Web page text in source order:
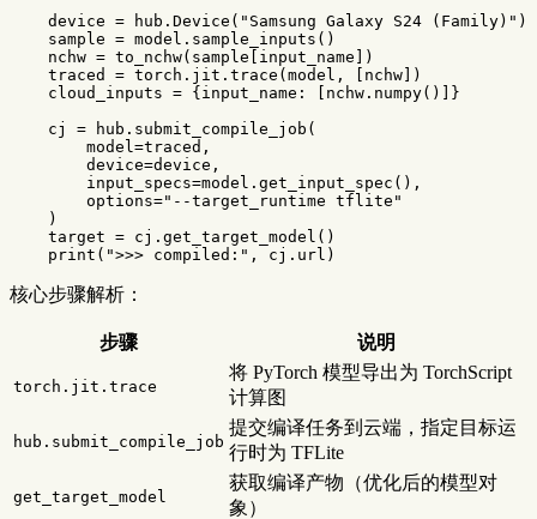
device = hub . Device ( "Samsung Galaxy S24 (Family)" )
sample = model . sample_inputs ()
nchw = to_nchw( sample [ input_name ])
traced
= torch . jit . trace (model , [ nchw])
cloud_inputs = {input_name : [ nchw . numpy()]}
cj
= hub . submit_compile_job (
model =traced ,
device=device ,
input_specs=model . get_input_spec (),
options="--target_runtime tflite"
)
target = cj . get_target_model ()
print ( ">>> compiled:" , cj . url )
核心步骤解析：
步骤 说明
torch.jit.trace
将 PyTorch 模型导出为 TorchScript
计算图
hub.submit_compile_job
提交编译任务到云端，指定目标运
行时为 TFLite
get_target_model
获取编译产物（优化后的模型对
象）